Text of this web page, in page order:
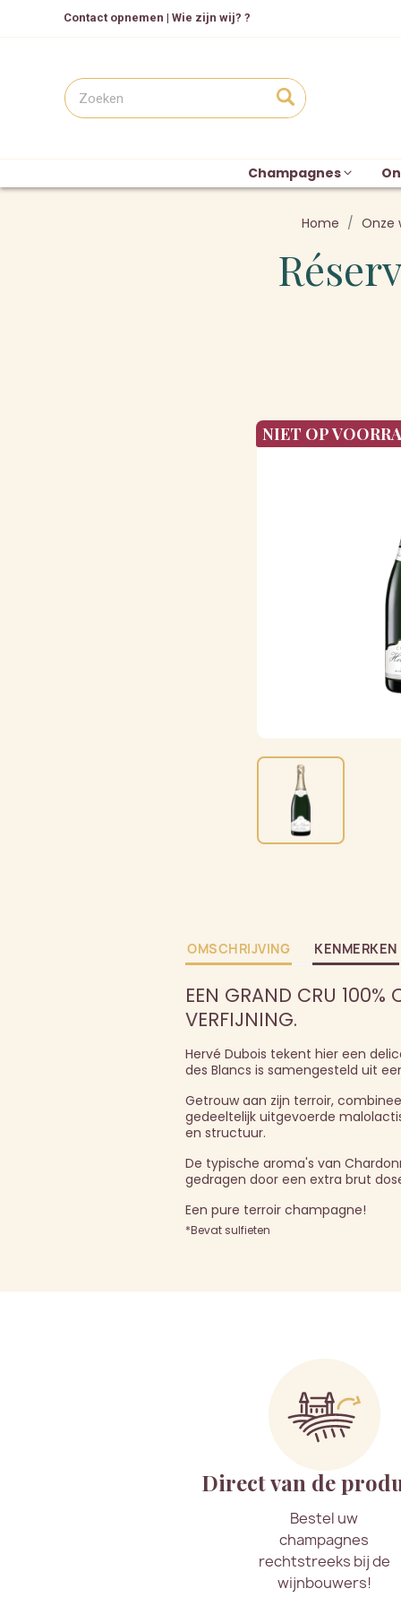
Contact opnemen | Wie zijn wij? ?
Champagnes
Home Onze
NIET OP
OMSCHRIJVING KENMERKEN
EEN GRAND CRU 100%
VERFIJNING.
Hervé Dubois tekent hier een
des Blancs is samengesteld uit
Getrouw aan zijn terroir,
gedeeltelijk uitgevoerde
en structuur.
De typische aroma's van
gedragen door een extra brut
Een pure terroir champagne!
*Bevat sulfieten
Direct van de
Bestel uw
champagnes
rechtstreeks bij de
wijnbouwers!